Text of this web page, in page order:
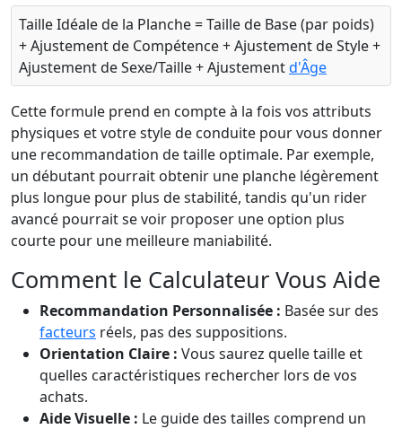
Taille Idéale de la Planche = Taille de Base (par poids)
+ Ajustement de Compétence + Ajustement de Style +
Ajustement de Sexe/Taille + Ajustementd'Âge
Cette formule prend en compte à la fois vos attributs
physiques et votre style de conduite pour vous donner
une recommandation de taille optimale. Par exemple,
un débutant pourrait obtenir une planche légèrement
plus longue pour plus de stabilité, tandis qu'un rider
avancé pourrait se voir proposer une option plus
courte pour une meilleure maniabilité.
Comment le Calculateur Vous Aide
Recommandation Personnalisée : Basée sur des
facteurs réels, pas des suppositions.
Orientation Claire : Vous saurez quelle taille et
quelles caractéristiques rechercher lors de vos
achats.
Aide Visuelle : Le guide des tailles comprend un